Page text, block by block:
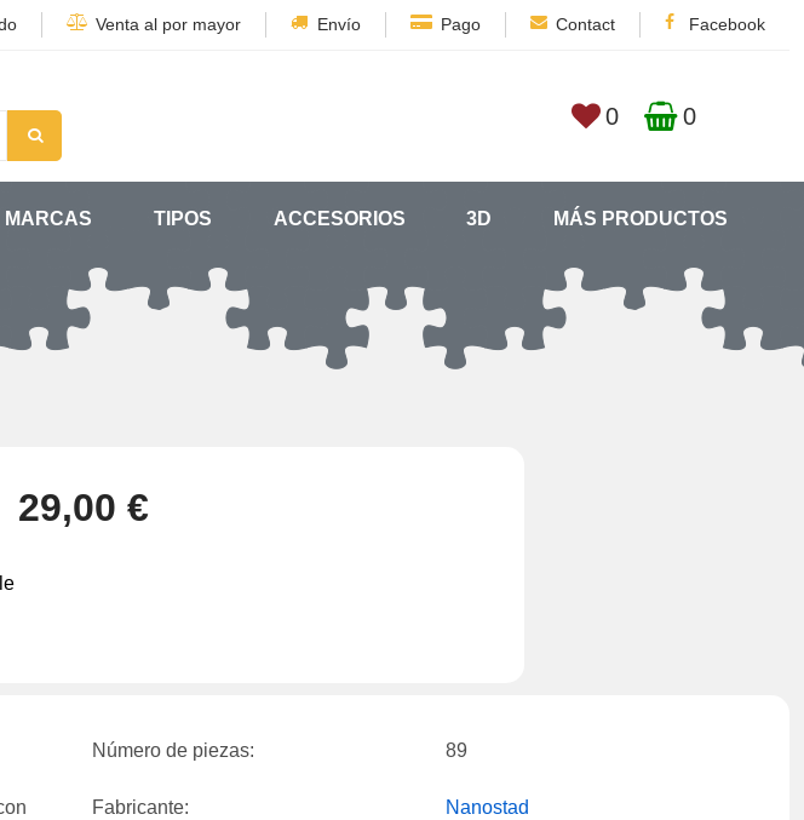
Venta al por mayor Envío Pago Contact Facebook
0 0
MARCAS TIPOS ACCESORIOS 3D MÁS PRODUCTOS
29,00 €
Número de piezas: 89
Fabricante: Nanostad